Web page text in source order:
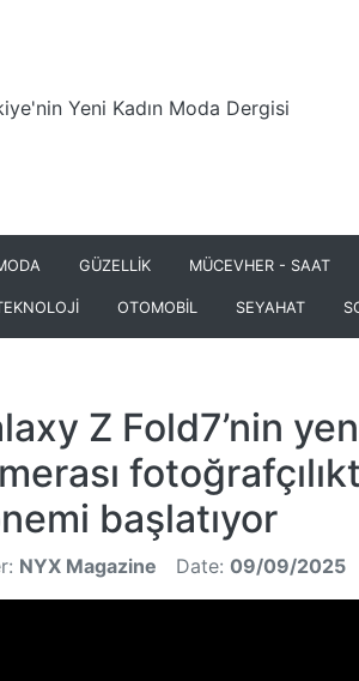
Yeni Kadın Moda Dergisi
GÜZELLİK MÜCEVHER - SAAT
OTOMOBİL SEYAHAT
Z Fold7’nin
başlatıyor
NYX Magazine Date: 09/09/2025